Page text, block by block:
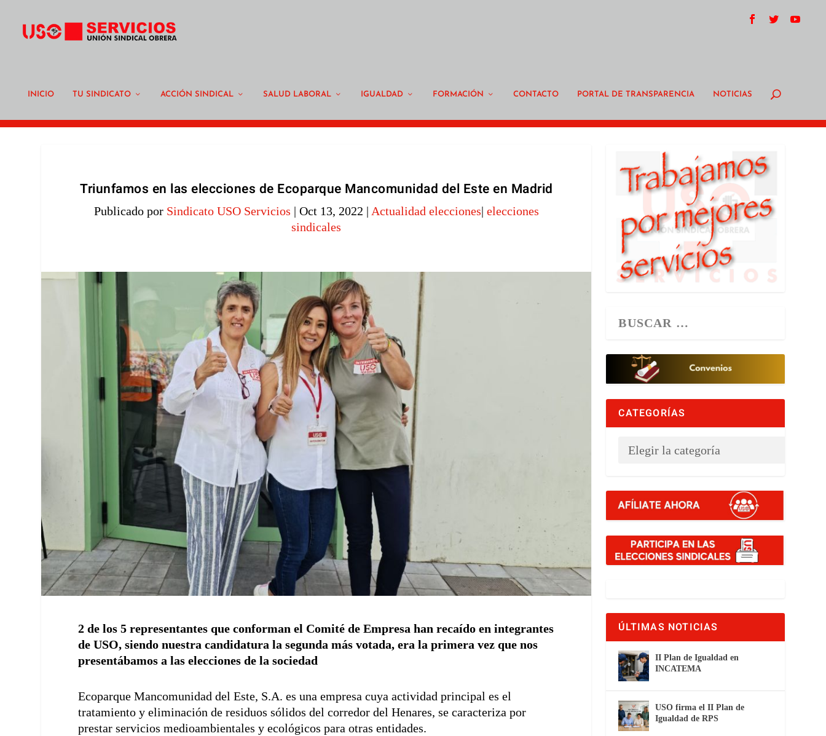
INICIO TU SINDICATO ACCIÓN SINDICAL SALUD LABORAL IGUALDAD FORMACIÓN CONTACTO PORTAL DE TRANSPARENCIA NOTICIAS
Triunfamos en las elecciones de Ecoparque Mancomunidad del Este en Madrid
Publicado por Sindicato USO Servicios | Oct 13, 2022 | Actualidad elecciones| elecciones
sindicales
2 de los 5 representantes que conforman el Comité de Empresa han recaído en integrantes
de USO, siendo nuestra candidatura la segunda más votada, era la primera vez que nos
presentábamos a las elecciones de la sociedad
Ecoparque Mancomunidad del Este, S.A. es una empresa cuya actividad principal es el
tratamiento y eliminación de residuos sólidos del corredor del Henares, se caracteriza por
prestar servicios medioambientales y ecológicos para otras entidades.
CATEGORÍAS
ÚLTIMAS NOTICIAS
II Plan de Igualdad en
INCATEMA
USO firma el II Plan de
Igualdad de RPS